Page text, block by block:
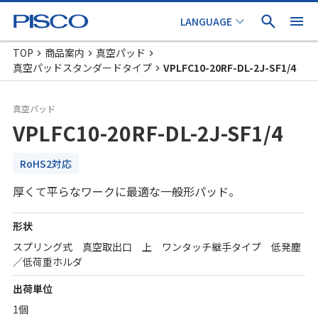
TOP 商品案内
真空パッド
真空パッドスタンダードタイプ
VPLFC10-20RF-DL-2J-SF1/4
真空パッド
VPLFC10-20RF-DL-2J-SF1/4
RoHS2対応
厚くて平らなワークに最適な一般形パッド。
形状
スプリング式 真空取出口 上 ワンタッチ継手タイプ 低発塵
／低荷重ホルダ
出荷単位
1個